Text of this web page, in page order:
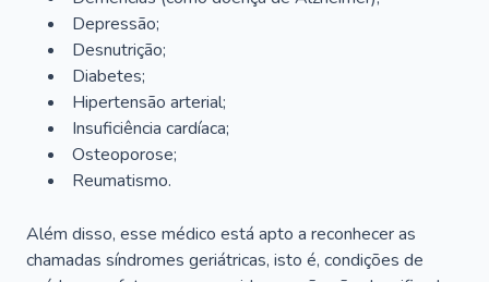
Depressão;
Desnutrição;
Diabetes;
Hipertensão arterial;
Insuficiência cardíaca;
Osteoporose;
Reumatismo.
Além disso, esse médico está apto a reconhecer as
chamadas síndromes geriátricas, isto é, condições de